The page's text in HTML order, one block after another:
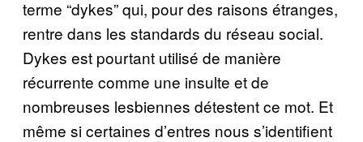
terme “dykes” qui, pour des raisons étranges,
rentre dans les standards du réseau social.
Dykes est pourtant utilisé de manière
récurrente comme une insulte et de
nombreuses lesbiennes détestent ce mot. Et
même si certaines d’entres nous s’identifient